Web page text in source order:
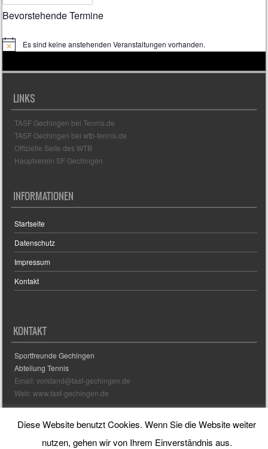
Bevorstehende Termine
H
Es sind keine anstehenden Veranstaltungen vorhanden.
LINKS
TASF Gechingen bei Tennis.de
TASF Gechingen bei wtb-tennis.de
Offizielle Seite des WTB
Hauptverein SF Gechingen
INFORMATIONEN
Startseite
Datenschutz
Impressum
Kontakt
KONTAKT
Sportfreunde Gechingen
Abteilung Tennis
Email: vorstand@tasf-gechingen.de
Web: www.tasf-gechingen.de
Sporty free WordPress Sports ThemePowered By WordPress
Diese Website benutzt Cookies. Wenn Sie die Website weiter
nutzen, gehen wir von Ihrem Einverständnis aus.